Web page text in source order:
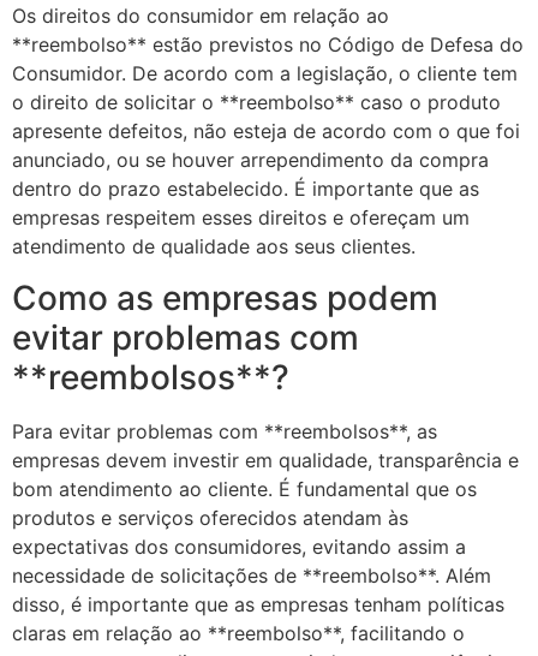
Os direitos do consumidor em relação ao
**reembolso** estão previstos no Código de Defesa do
Consumidor. De acordo com a legislação, o cliente tem
o direito de solicitar o **reembolso** caso o produto
apresente defeitos, não esteja de acordo com o que foi
anunciado, ou se houver arrependimento da compra
dentro do prazo estabelecido. É importante que as
empresas respeitem esses direitos e ofereçam um
atendimento de qualidade aos seus clientes.
Como as empresas podem
evitar problemas com
**reembolsos**?
Para evitar problemas com **reembolsos**, as
empresas devem investir em qualidade, transparência e
bom atendimento ao cliente. É fundamental que os
produtos e serviços oferecidos atendam às
expectativas dos consumidores, evitando assim a
necessidade de solicitações de **reembolso**. Além
disso, é importante que as empresas tenham políticas
claras em relação ao **reembolso**, facilitando o